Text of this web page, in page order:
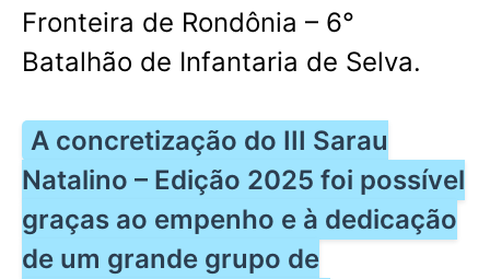
Fronteira de Rondônia – 6°
Batalhão de Infantaria de Selva.
A concretização do III Sarau
Natalino – Edição 2025 foi possível
graças ao empenho e à dedicação
de um grande grupo de